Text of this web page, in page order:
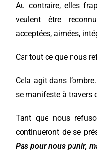
Au contraire, elles
veulent être
acceptées, aimées,
Car tout ce que nous
Cela agit dans
se manifeste à travers
Tant que nous
continueront de se
Pas pour nous punir,